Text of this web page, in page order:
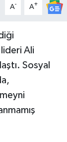
A- A+
lideri Ali
Sosyal